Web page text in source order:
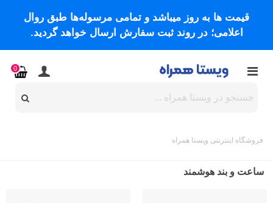
قیمت ها به روز میباشد و تمامی مرسوله‌ها طبق روال
اعلامی؛ در روند ثبت سفارش ارسال خواهد گردید.
0
فروشگاه اینترنتی ویستا همراه
ساعت و بند هوشمند